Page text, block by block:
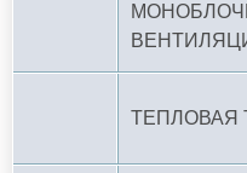
ТЕПЛОВАЯ